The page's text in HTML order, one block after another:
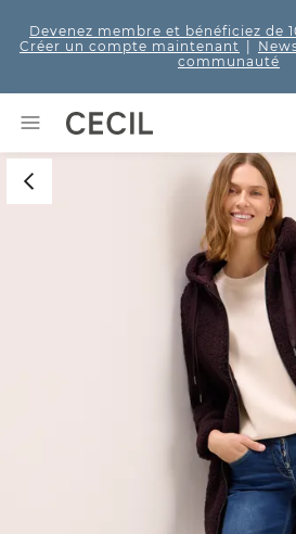
Devenez membre et bénéficiez de
Créer un compte maintenant
communauté